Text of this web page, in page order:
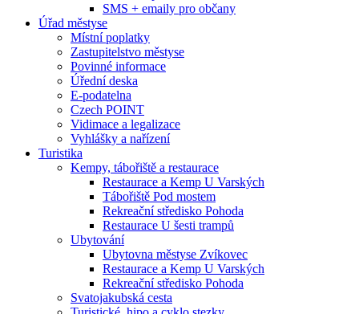
SMS + emaily pro občany
Úřad městyse
Místní poplatky
Zastupitelstvo městyse
Povinné informace
Úřední deska
E-podatelna
Czech POINT
Vidimace a legalizace
Vyhlášky a nařízení
Turistika
Kempy, tábořiště a restaurace
Restaurace a Kemp U Varských
Tábořiště Pod mostem
Rekreační středisko Pohoda
Restaurace U šesti trampů
Ubytování
Ubytovna městyse Zvíkovec
Restaurace a Kemp U Varských
Rekreační středisko Pohoda
Svatojakubská cesta